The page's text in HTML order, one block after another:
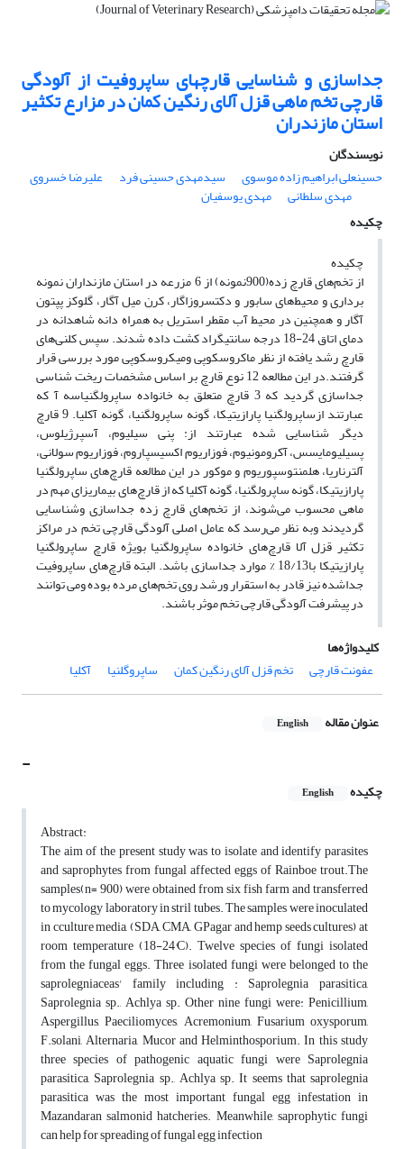
جداسازی و شناسایی قارچهای ساپروفیت از آلودگی
قارچی تخم ماهی قزل آلای رنگین کمان در مزارع تکثیر
استان مازندران
نویسندگان
حسینعلی ابراهیم زاده موسوی
سیدمهدی حسینی فرد علیرضا خسروی
مهدی سلطانی
مهدی یوسفیان
چکیده
‌چکیده
از تخم‌های قارچ زده(900نمونه) از 6 مزرعه در استان مازنداران نمونه
برداری و محیط‌های سابور و دکتسروزاگار، کرن میل آگار، گلوکز پپتون
آگار و همچنین در محیط آب مقطر استریل به همراه دانه شاهدانه در
دمای اتاق 24-18 درجه سانتیگراد کشت داده شدند. سپس کلنی‌های
قارچ رشد یافته از نظر ماکروسکوپی ومیکروسکوپی مورد بررسی قرار
گرفتند.در این مطالعه 12 نوع قارچ بر اساس مشخصات ریخت شناسی
جداسازی گردید که 3 قارچ متعلق به خانواده ساپرولگنیاسه آ که
عبارتند ازساپرولگنیا پارازیتیکا، گونه ساپرولگنیا، گونه آکلیا‌. 9 قارچ
دیگر شناسایی شده عبارتند از: پنی سیلیوم، آسپرژیلوس،
پسیلیومایسس، آکرومونیوم، فوزاریوم اکسیسپاروم، فوزاریوم سولانی،
آلترناریا، هلمنتوسپوریوم و موکور در این مطالعه قارچ‌های‌ ‌ساپرولگنیا
پارازیتیکا، گونه ساپرولگنیا، گونه آکلیا‌ ‌که از قارچ‌های بیماریزای مهم در
ماهی محسوب می‌شوند، از تخم‌های قارچ زده جداسازی وشناسایی
گردیدند وبه نظر می‌رسد که عامل اصلی آلودگی قارچی تخم در مراکز
تکثیر قزل آلا قارچ‌های خانواده ساپرولگنیا بویژه قارچ ساپرولگنیا
پارازیتیکا با18/13 % موارد جداسازی باشد. البته قارچ‌های ساپروفیت
جداشده نیز قادر به استقرار ورشد روی تخم‌های مرده بوده ومی توانند
در پیشرفت آلودگی قارچی تخم موثر باشند.
کلیدواژه‌ها
‌ ‌عفونت قارچی
تخم قزل آلای رنگین کمان ساپروگلنیا آکلیا
عنوان مقاله English
-
چکیده English
Abstract:
The aim of the present study was to isolate and identify parasites
and saprophytes from fungal affected eggs of Rainboe trout.The
samples(n= 900) were obtained from six fish farm and transferred
to mycology laboratory in stril tubes. The samples were inoculated
in cculture media, (SDA, CMA, GPagar and hemp seeds cultures) at
room temperature (18-24°C). Twelve species of fungi isolated
from the fungal eggs. Three isolated fungi were belonged to the
saprolegniaceas' family including : Saprolegnia parasitica,
Saprolegnia sp., Achlya sp. Other nine fungi were: Penicillium,
Aspergillus, Paeciliomyces, Acremonium, Fusarium oxysporum,
F.solani, Alternaria, Mucor and Helminthosporium. In this study
three species of pathogenic aquatic fungi were Saprolegnia
parasitica, Saprolegnia sp., Achlya sp. It seems that saprolegnia
parasitica was the most important fungal egg infestation in
Mazandaran salmonid hatcheries. Meanwhile, saprophytic fungi
can help for spreading of fungal egg infection